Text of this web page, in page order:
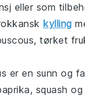
eller som
kylling
tørket
er en sunn og
squash